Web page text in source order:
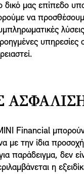
δικό μας επίπεδο
να
υπηρεσίες
Financial
με την ίδια
παράδειγμα, δεν
η